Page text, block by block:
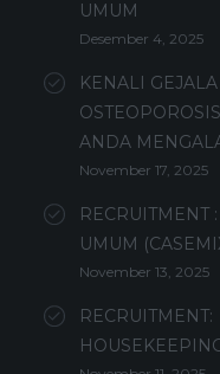
UMUM
Desember 4, 2025
KENALI GEJALA
ANDA
November 17, 2025
RECRUITMENT
UMUM
November 13, 2025
RECRUITMENT: